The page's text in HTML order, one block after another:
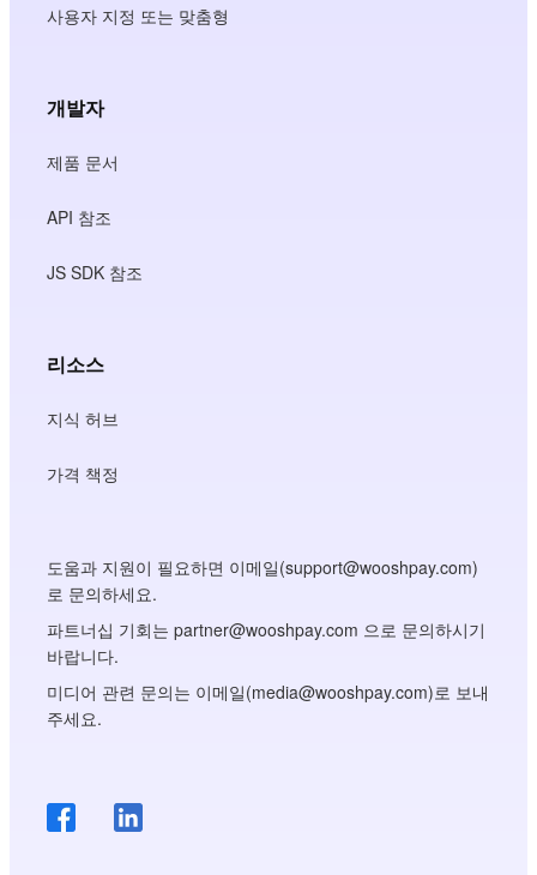
사용자 지정 또는 맞춤형
개발자
제품 문서
API 참조
JS SDK 참조
리소스
지식 허브
가격 책정
도움과 지원이 필요하면 이메일(support@wooshpay.com)
로 문의하세요.
파트너십 기회는 partner@wooshpay.com 으로 문의하시기
바랍니다.
미디어 관련 문의는 이메일(media@wooshpay.com)로 보내
주세요.